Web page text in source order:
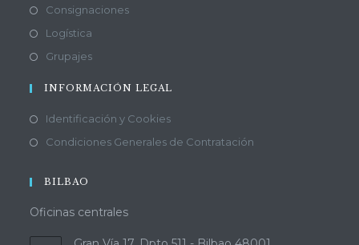
Consignaciones
Logística
Grupajes
INFORMACIÓN LEGAL
Identificación y Cookies
Condiciones Generales de Contratación
BILBAO
Oficinas centrales